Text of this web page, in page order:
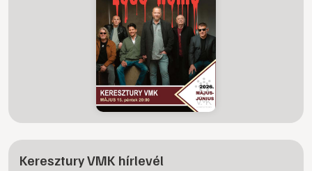
Keresztury VMK hírlevél